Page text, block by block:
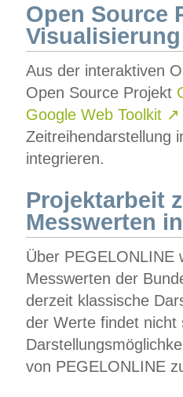
Open Source
Visualisierung
Aus der interaktiven
Open Source Projekt
Google Web Toolkit ↗
Zeitreihendarstellung
integrieren.
Projektarbeit
Messwerten
Über PEGELONLINE
Messwerten der
derzeit klassische
der Werte findet
von PEGELONLINE